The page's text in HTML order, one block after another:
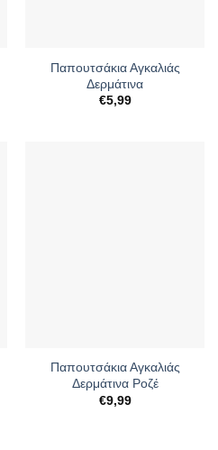
Παπουτσάκια Αγκαλιάς
Δερμάτινα
€5,99
Παπουτσάκια Αγκαλιάς
Δερμάτινα Ροζέ
€9,99